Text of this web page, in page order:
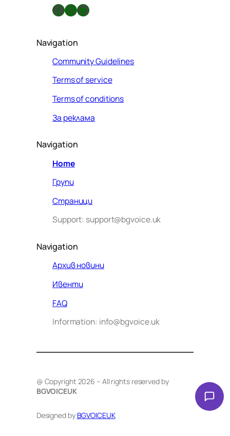
Facebook X GitHub
Navigation
Community Guidelines
Terms of service
Terms of conditions
За реклама
Navigation
Home
Групи
Страници
Support: support@bgvoice.uk
Navigation
Архив новини
Ивенти
FAQ
Information: info@bgvoice.uk
@ Copyright 2026 – All rights reserved by
BGVOICEUK
Designed by BGVOICEUK
VOICE UK. С какво мога да